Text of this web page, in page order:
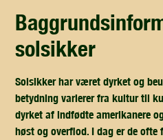
baggrundsinformation om
solsikker
Solsikker har været dyrket og
betydning varierer fra kultur til
dyrket af indfødte amerikanere
høst og overflod. I dag er de ofte